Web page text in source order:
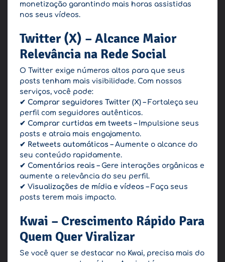
monetização garantindo mais horas assistidas
nos seus vídeos.
Twitter (X) – Alcance Maior
Relevância na Rede Social
O Twitter exige números altos para que seus
posts tenham mais visibilidade. Com nossos
serviços, você pode:
✔ Comprar seguidores Twitter (X) – Fortaleça seu
perfil com seguidores autênticos.
✔ Comprar curtidas em tweets – Impulsione seus
posts e atraia mais engajamento.
✔ Retweets automáticos – Aumente o alcance do
seu conteúdo rapidamente.
✔ Comentários reais – Gere interações orgânicas e
aumente a relevância do seu perfil.
✔ Visualizações de mídia e vídeos – Faça seus
posts terem mais impacto.
Kwai – Crescimento Rápido Para
Quem Quer Viralizar
Se você quer se destacar no Kwai, precisa mais do